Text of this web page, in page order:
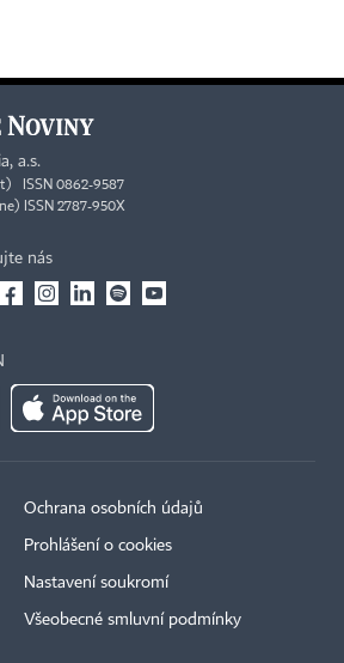
a.s.
ISSN 0862-9587
ISSN 2787-950X
nás
Ochrana osobních údajů
Prohlášení o cookies
Nastavení soukromí
Všeobecné smluvní podmínky